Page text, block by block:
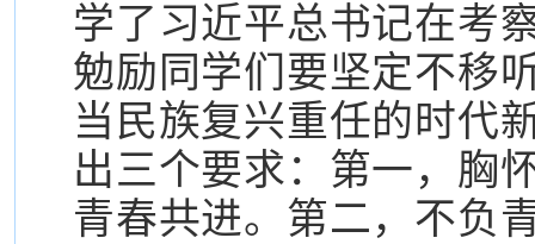
学了习近平总书记在考
勉励同学们要坚定不移
当民族复兴重任的时代
出三个要求：第一，胸
青春共进。第二，不负